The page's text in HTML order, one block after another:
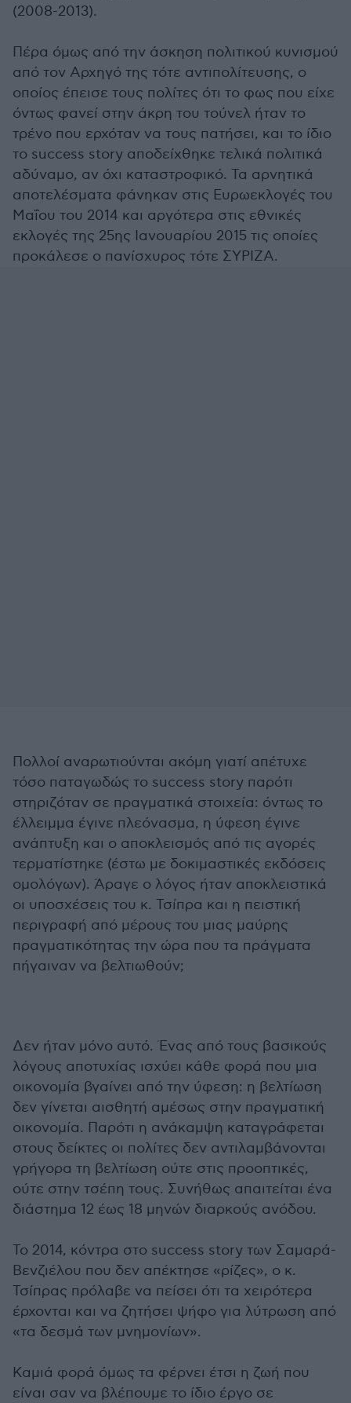
(2008-2013).
Πέρα όμως από την άσκηση πολιτικού κυνισμού
από τον Αρχηγό της τότε αντιπολίτευσης, ο
οποίος έπεισε τους πολίτες ότι το φως που είχε
όντως φανεί στην άκρη του τούνελ ήταν το
τρένο που ερχόταν να τους πατήσει, και το ίδιο
το success story αποδείχθηκε τελικά πολιτικά
αδύναμο, αν όχι καταστροφικό. Τα αρνητικά
αποτελέσματα φάνηκαν στις Ευρωεκλογές του
Μαΐου του 2014 και αργότερα στις εθνικές
εκλογές της 25ης Ιανουαρίου 2015 τις οποίες
προκάλεσε ο πανίσχυρος τότε ΣΥΡΙΖΑ.
Πολλοί αναρωτιούνται ακόμη γιατί απέτυχε
τόσο παταγωδώς το success story παρότι
στηριζόταν σε πραγματικά στοιχεία: όντως το
έλλειμμα έγινε πλεόνασμα, η ύφεση έγινε
ανάπτυξη και ο αποκλεισμός από τις αγορές
τερματίστηκε (έστω με δοκιμαστικές εκδόσεις
ομολόγων). Άραγε ο λόγος ήταν αποκλειστικά
οι υποσχέσεις του κ. Τσίπρα και η πειστική
περιγραφή από μέρους του μιας μαύρης
πραγματικότητας την ώρα που τα πράγματα
πήγαιναν να βελτιωθούν;
Δεν ήταν μόνο αυτό. Ένας από τους βασικούς
λόγους αποτυχίας ισχύει κάθε φορά που μια
οικονομία βγαίνει από την ύφεση: η βελτίωση
δεν γίνεται αισθητή αμέσως στην πραγματική
οικονομία. Παρότι η ανάκαμψη καταγράφεται
στους δείκτες οι πολίτες δεν αντιλαμβάνονται
γρήγορα τη βελτίωση ούτε στις προοπτικές,
ούτε στην τσέπη τους. Συνήθως απαιτείται ένα
διάστημα 12 έως 18 μηνών διαρκούς ανόδου.
Το 2014, κόντρα στο success story των Σαμαρά-
Βενζιέλου που δεν απέκτησε «ρίζες», ο κ.
Τσίπρας πρόλαβε να πείσει ότι τα χειρότερα
έρχονται και να ζητήσει ψήφο για λύτρωση από
«τα δεσμά των μνημονίων».
Καμιά φορά όμως τα φέρνει έτσι η ζωή που
είναι σαν να βλέπουμε το ίδιο έργο σε